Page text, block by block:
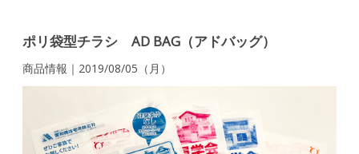
63
ポリ袋型チラシ AD BAG（アドバッグ）
商品情報｜2019/08/05（月）